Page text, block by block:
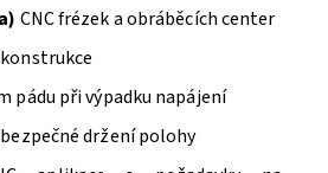
CNC frézek a obráběcích center
pádu při výpadku napájení
držení polohy